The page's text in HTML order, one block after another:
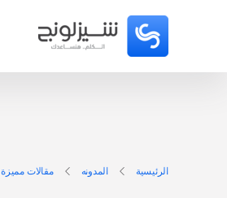
الرئيسية المدونه مقالات مميزة